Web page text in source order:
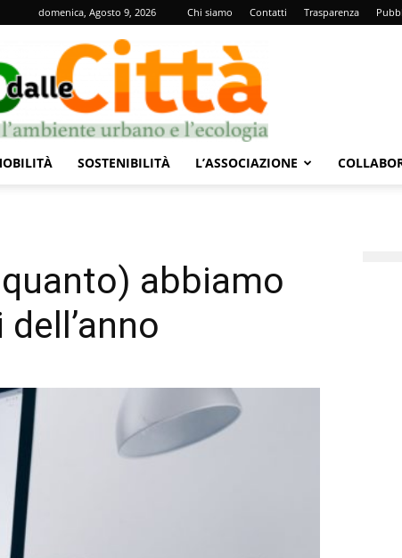
domenica, Agosto 9, 2026 Chi siamo Contatti Trasparenza
dalle
SOSTENIBILITÀ L’ASSOCIAZIONE
abbiamo